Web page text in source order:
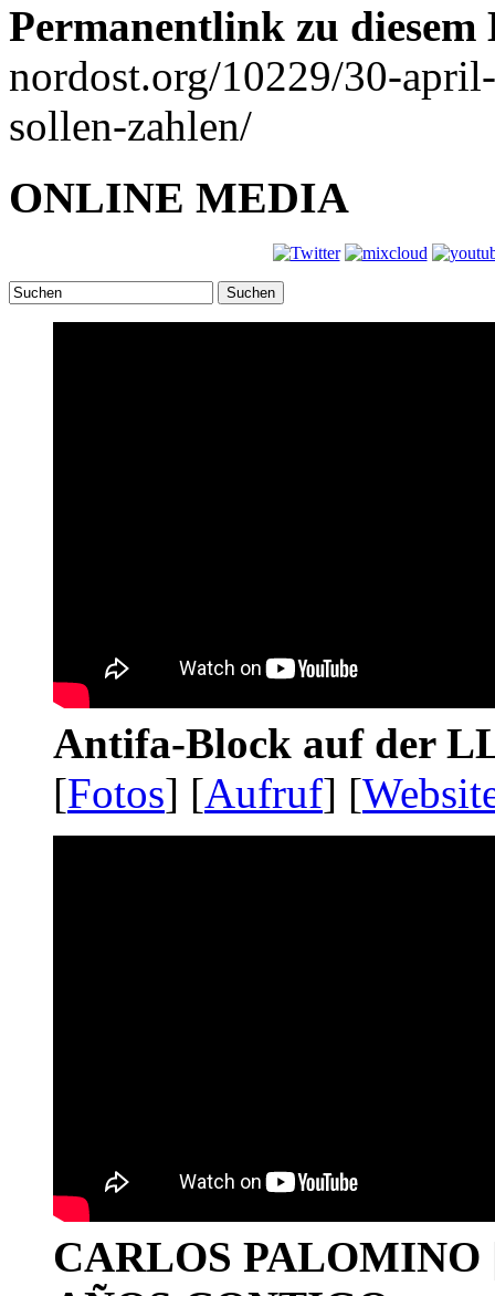
Permanentlink zu
nordost.org/10229/30-
sollen-zahlen/
ONLINE MEDIA
Suchen
Antifa-Block auf der
[Fotos] [Aufruf] [
CARLOS PALOMINO